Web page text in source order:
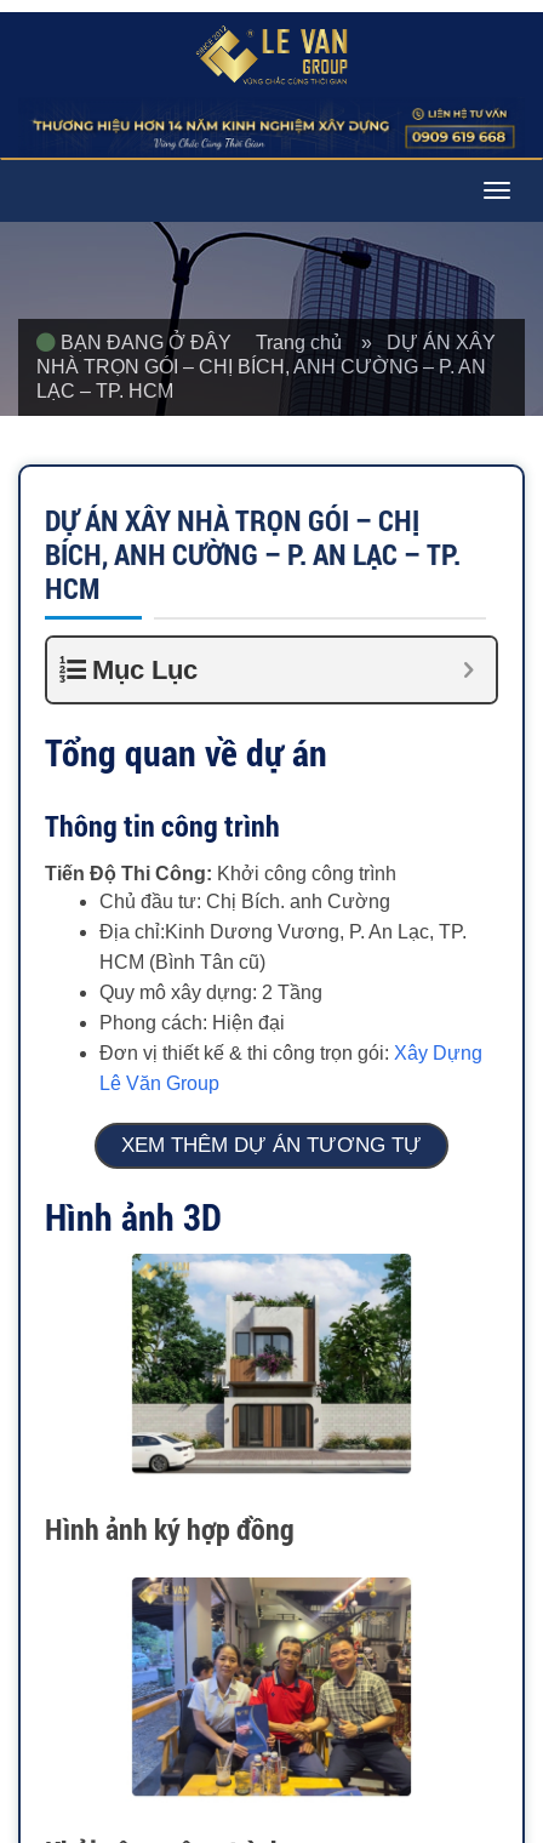
BẠN ĐANG Ở ĐÂY Trang chủ » DỰ ÁN XÂY
NHÀ TRỌN GÓI – CHỊ BÍCH, ANH CƯỜNG – P. AN
LẠC – TP. HCM
DỰ ÁN XÂY NHÀ TRỌN GÓI – CHỊ
BÍCH, ANH CƯỜNG – P. AN LẠC – TP.
HCM
Mục Lục
Tổng quan về dự án
Thông tin công trình
Tiến Độ Thi Công: Khởi công công trình
Chủ đầu tư: Chị Bích. anh Cường
Địa chỉ:Kinh Dương Vương, P. An Lạc, TP.
HCM (Bình Tân cũ)
Quy mô xây dựng: 2 Tầng
Phong cách: Hiện đại
Đơn vị thiết kế & thi công trọn gói: Xây Dựng
Lê Văn Group
XEM THÊM DỰ ÁN TƯƠNG TỰ
Hình ảnh 3D
Hình ảnh ký hợp đồng